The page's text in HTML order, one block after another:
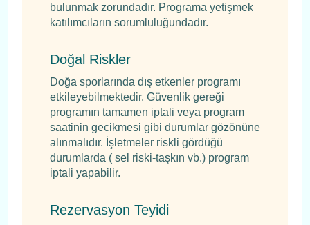
bulunmak zorundadır. Programa yetişmek
katılımcıların sorumluluğundadır.
Doğal Riskler
Doğa sporlarında dış etkenler programı
etkileyebilmektedir. Güvenlik gereği
programın tamamen iptali veya program
saatinin gecikmesi gibi durumlar gözönüne
alınmalıdır. İşletmeler riskli gördüğü
durumlarda ( sel riski-taşkın vb.) program
iptali yapabilir.
Rezervasyon Teyidi